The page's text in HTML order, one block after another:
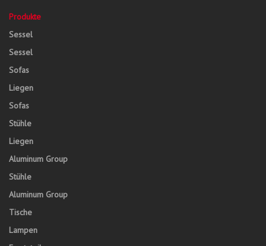
Produkte
Sessel
Sessel
Sofas
Liegen
Sofas
Stühle
Liegen
Aluminum Group
Stühle
Aluminum Group
Tische
Lampen